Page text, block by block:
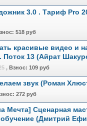
3.0 . Тариф Pro
518 руб
красивые видео и
Поток 13 (Айрат
, Взнос: 109 руб
звук (Роман
272 руб
Мечта] Сценарная
(Дмитрий